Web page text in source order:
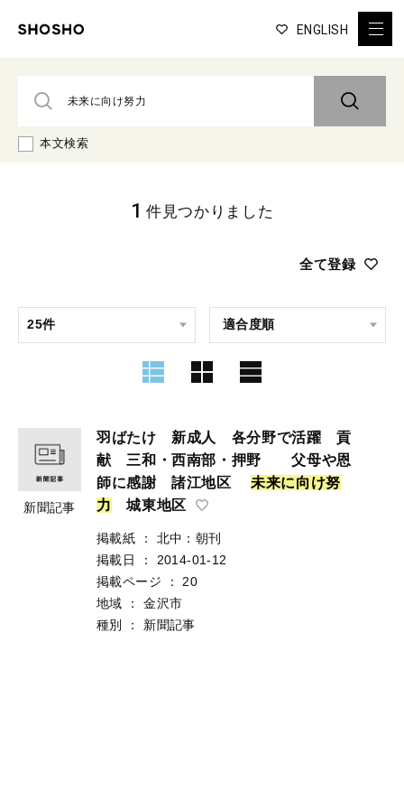
ENGLISH
本文検索
全て登録
1 件見つかりました
新聞記事
羽ばたけ 新成人 各分野で活躍 貢
献 三和・西南部・押野 父母や恩
師に感謝 諸江地区未来に向 け努
力 城東地区
掲載紙 ：
北中：朝刊
掲載日
：
2014-01-12
掲載ページ
：
20
地域
：
金沢市
種別
： 新聞記事